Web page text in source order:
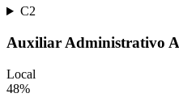
C2
Auxiliar Administrativo
Local
48%